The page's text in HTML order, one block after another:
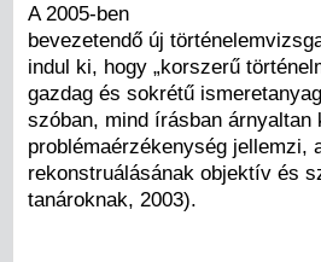
A 2005-ben
bevezetendő új
indul ki, hogy „korszerű
gazdag és sokrétű
szóban, mind írásban
problémaérzékenység jellemzi,
rekonstruálásának objektív és
tanároknak, 2003).